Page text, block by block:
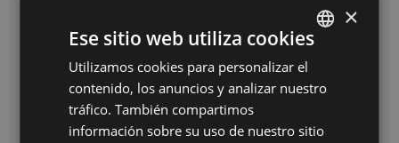
La flexibilidad del montaje hace de esta estantería un
abiertos y amplios; en vertical aprovecha la altura para
rincones más estrechos. La combinación negro/roble aporta
personalidad y modernidad a cualquier decoración.
Montaje Sencillo
SPANISH
ES
PT
×
Ese sitio web utiliza cookies
Utilizamos cookies para personalizar el
contenido, los anuncios y analizar nuestro
tráfico. También compartimos
información sobre su uso de nuestro sitio